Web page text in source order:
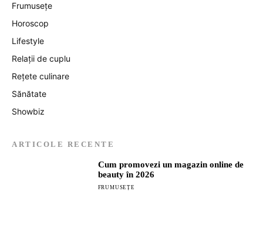
Frumusețe
Horoscop
Lifestyle
Relații de cuplu
Rețete culinare
Sănătate
Showbiz
ARTICOLE RECENTE
Cum promovezi un magazin online de
beauty în 2026
FRUMUSEȚE